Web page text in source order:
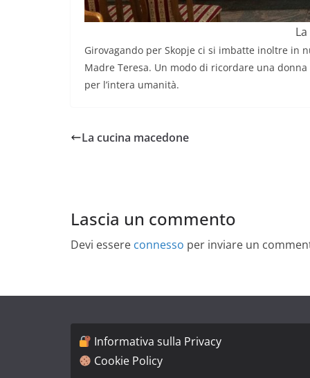
Girovagando per Skopje ci si imbatte inoltre in
Madre Teresa. Un modo di ricordare una
per l’intera umanità.
La cucina macedone
Lascia un commento
Devi essere connesso per inviare un
Informativa sulla Privacy
Cookie Policy